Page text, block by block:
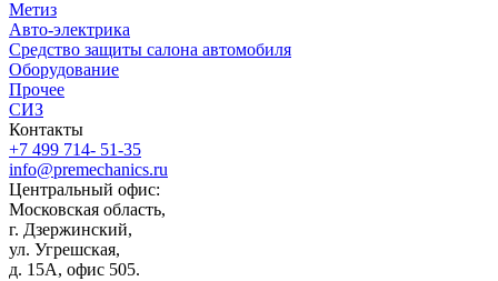
Метиз
Авто-электрика
Средство защиты салона автомобиля
Оборудование
Прочее
СИЗ
Контакты
+7 499 714- 51-35
info@premechanics.ru
Центральный офис:
Московская область,
г. Дзержинский,
ул. Угрешская,
д. 15А, офис 505.